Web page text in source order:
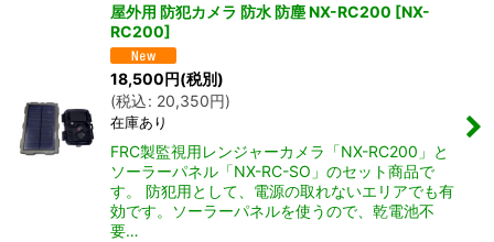
屋外用 防犯カメラ 防水 防塵 NX-RC200 [NX-
RC200]
18,500円(税別)
(税込: 20,350円)
在庫あり
FRC製監視用レンジャーカメラ「NX-RC200」と
ソーラーパネル「NX-RC-SO」のセット商品で
す。 防犯用として、電源の取れないエリアでも有
効です。ソーラーパネルを使うので、乾電池不
要…